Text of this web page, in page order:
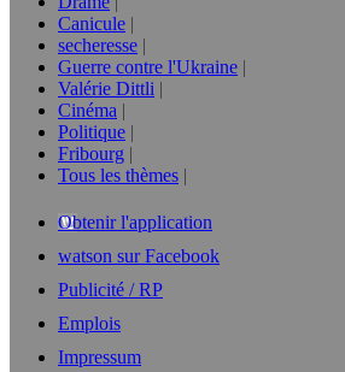
Canicule
secheresse
Guerre contre l'Ukraine
Valérie Dittli
Cinéma
Politique
Fribourg
Tous les thèmes
Obtenir l'application
watson sur Facebook
Publicité / RP
Emplois
Impressum